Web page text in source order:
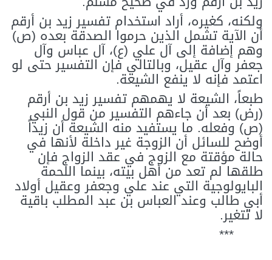
ولكنه، كغيره، أراد استخدام تفسير زيد بن أرقم
أن الآية تشمل الذين حرموا الصدقة بعده (ص)
وهم إضافة إلى آل علي (ع)، آل عباس وآل
جعفر وآل عقيل، وبالتالي فإن التفسير حتى لو
اعتمد فإنه لا ينفع الشيعة.
طبعاً، الشيعة لا يهمهم تفسير زيد بن أرقم
(رض) بعد أن جاءهم التفسير من قول النبي
(ص) وفعله. ما يستفيد منه الشيعة أن زيداً
أوضح للسائل أن الزوجة غير داخلة لأنها في
حالة مؤقتة مع الزوج في عقد الزواج فإن
طلقها لم تعد من أهل بيته، بينما اللحمة
البايولوجية التي عند علي وجعفر وعقيل أولاد
أبي طالب وعند العباس بن عبد المطلب باقية
لا تتغير.
***